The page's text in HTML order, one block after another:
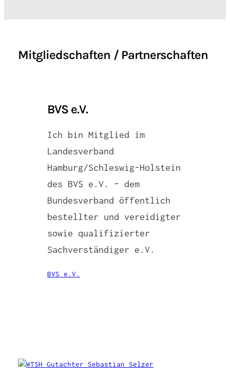
Mitgliedschaften / Partnerschaften
BVS e.V.
Ich bin Mitglied im
Landesverband
Hamburg/Schleswig-Holstein
des BVS e.V. – dem
Bundesverband öffentlich
bestellter und vereidigter
sowie qualifizierter
Sachverständiger e.V.
BVS e.V.